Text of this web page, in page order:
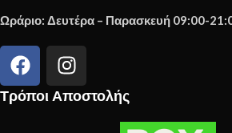
Ωράριο: Δευτέρα – Παρασκευή 09:00-
Τρόποι Αποστολής